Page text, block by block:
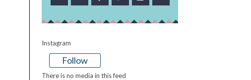
Instagram
Follow
There is no media in this feed